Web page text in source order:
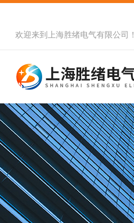
欢迎来到 上海胜绪电气有限公司 ！